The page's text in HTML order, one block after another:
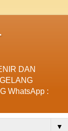
DAN
WhatsApp :
▼